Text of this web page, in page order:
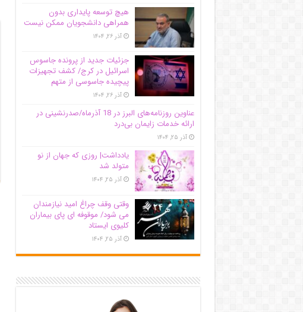
هیچ توسعه پایداری بدون
همراهی دانشجویان ممکن نیست
آذر ۲۶, ۱۴۰۴
جزئیات جدید از پرونده جاسوس
اسرائیل در کرج/‌ کشف تجهیزات
پیچیده جاسوسی از متهم
آذر ۲۶, ۱۴۰۴
عناوین روزنامه‌های البرز در ‌18 آذرماه/صدرنشینی در
ارائه خدمات زایمان بی‌درد
آذر ۲۵, ۱۴۰۴
یادداشت| روزی که جهان از نو
متولد شد
آذر ۲۵, ۱۴۰۴
وقتی وقف چراغ امید نیازمندان
می شود/ موقوفه ای پای بیماران
کلیوی ایستاد
آذر ۲۵, ۱۴۰۴